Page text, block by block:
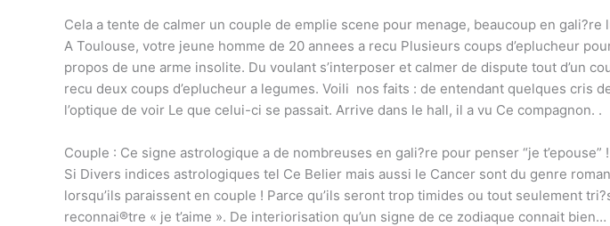
Cela a tente de calmer un couple de emplie scene pour menage, beaucoup en gali?re
A Toulouse, votre jeune homme de 20 annees a recu Plusieurs coups d’eplucheur
propos de une arme insolite. Du voulant s’interposer et calmer de dispute tout d’un
recu deux coups d’eplucheur a legumes. Voili nos faits : de entendant quelques cris
l’optique de voir Le que celui-ci se passait. Arrive dans le hall, il a vu Ce compagnon. .
Couple : Ce signe astrologique a de nombreuses en gali?re pour penser “je t’epouse” !
Si Divers indices astrologiques tel Ce Belier mais aussi le Cancer sont du genre
lorsqu’ils paraissent en couple ! Parce qu’ils seront trop timides ou tout seulement
reconnai®tre « je t’aime ». De interiorisation qu’un signe de ce zodiaque connait